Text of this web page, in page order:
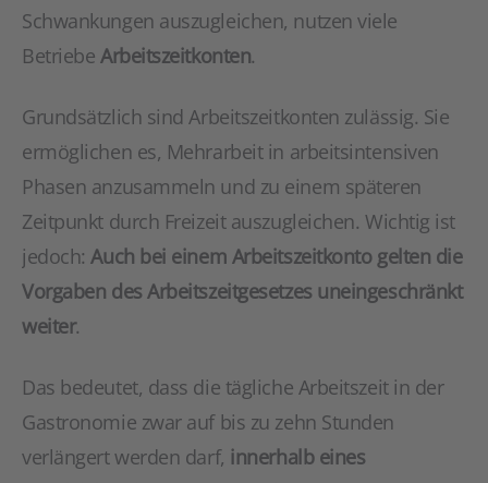
Schwankungen auszugleichen, nutzen viele
Betriebe Arbeitszeitkonten.
Grundsätzlich sind Arbeitszeitkonten zulässig. Sie
ermöglichen es, Mehrarbeit in arbeitsintensiven
Phasen anzusammeln und zu einem späteren
Zeitpunkt durch Freizeit auszugleichen. Wichtig ist
jedoch:Auch bei einem Arbeitszeitkonto gelten die
Vorgaben des Arbeitszeitgesetzes uneingeschränkt
weiter.
Das bedeutet, dass die tägliche Arbeitszeit in der
Gastronomie zwar auf bis zu zehn Stunden
verlängert werden darf, innerhalb eines